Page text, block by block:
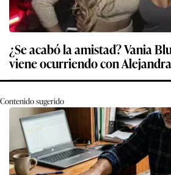
¿Se acabó la amistad? Vania
viene ocurriendo con
Contenido sugerido